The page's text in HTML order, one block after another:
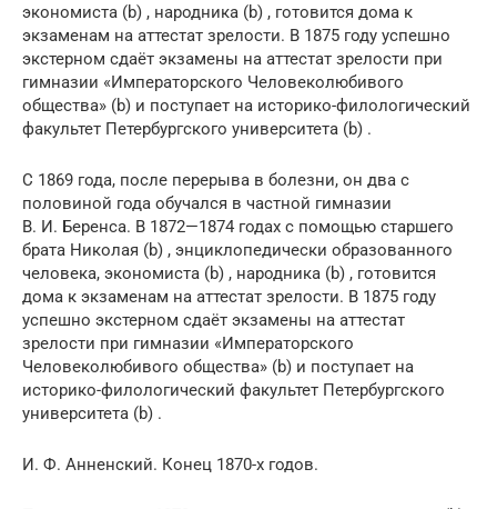
экономиста (b) , народника (b) , готовится дома к
экзаменам на аттестат зрелости. В 1875 году успешно
экстерном сдаёт экзамены на аттестат зрелости при
гимназии «Императорского Человеколюбивого
общества» (b) и поступает на историко-филологический
факультет Петербургского университета (b) .
С 1869 года, после перерыва в болезни, он два с
половиной года обучался в частной гимназии
В. И. Беренса. В 1872—1874 годах с помощью старшего
брата Николая (b) , энциклопедически образованного
человека, экономиста (b) , народника (b) , готовится
дома к экзаменам на аттестат зрелости. В 1875 году
успешно экстерном сдаёт экзамены на аттестат
зрелости при гимназии «Императорского
Человеколюбивого общества» (b) и поступает на
историко-филологический факультет Петербургского
университета (b) .
И. Ф. Анненский. Конец 1870-х годов.